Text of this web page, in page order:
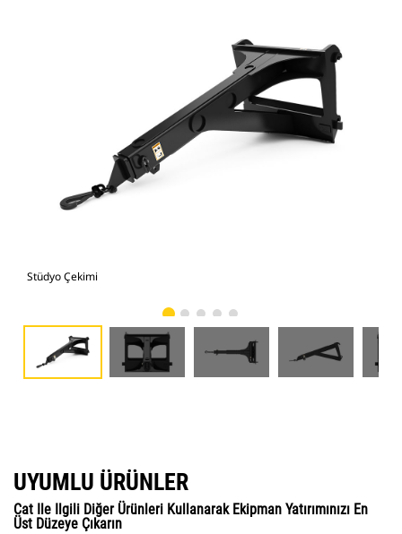
Stüdyo Çekimi
UYUMLU ÜRÜNLER
Cat Ile Ilgili Diğer Ürünleri Kullanarak Ekipman Yatırımınızı En
Üst Düzeye Çıkarın